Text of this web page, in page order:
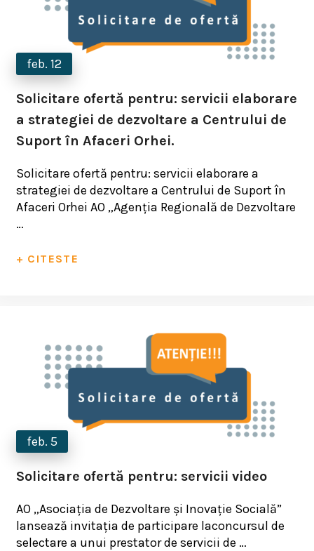
feb. 12
Solicitare ofertă pentru: servicii elaborare
a strategiei de dezvoltare a Centrului de
Suport în Afaceri Orhei.
Solicitare ofertă pentru: servicii elaborare a
strategiei de dezvoltare a Centrului de Suport în
Afaceri Orhei AO „Agenția Regională de Dezvoltare
…
+ CITESTE
feb. 5
Solicitare ofertă pentru: servicii video
AO „Asociația de Dezvoltare și Inovație Socială”
lansează invitația de participare laconcursul de
selectare a unui prestator de servicii de …